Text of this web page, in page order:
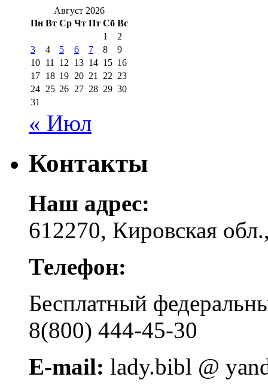
Август 2026
Пн Вт Ср Чт Пт Сб Вс
1
2
3
4 5 6 7 8
9
10 11 12 13 14 15 16
17 18 19 20 21 22 23
24 25 26 27 28 29 30
31
« Июл
Контакты
Наш адрес:
612270, Кировская
Телефон:
Бесплатный
8(800) 444-45-30
E-mail: lady.bibl @